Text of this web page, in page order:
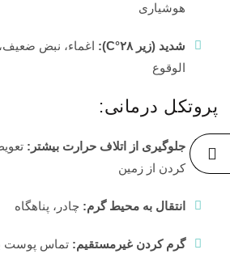
هوشیاری
شدید (زیر ۲۸°C):
اغماء، نبض
الوقوع
پروتکل درمانی:
جلوگیری از اتلاف حرارت بیشتر:
کردن از زمین
انتقال به محیط گرم: چادر، پناهگاه
گرم کردن غیرمستقیم: تماس پوست